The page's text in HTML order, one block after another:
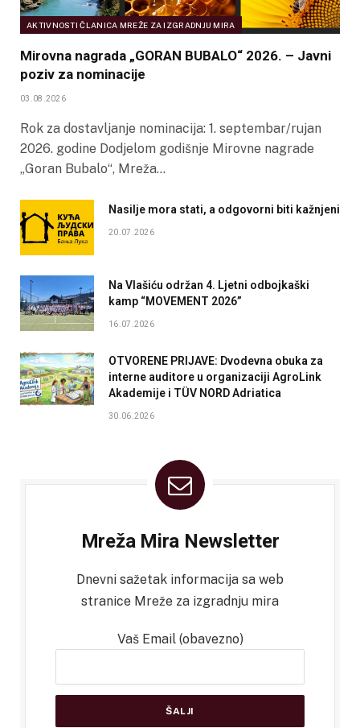
AKTIVNOSTI ČLANICA MREŽE ZA IZGRADNJU MIRA
Mirovna nagrada „GORAN BUBALO“ 2026. – Javni
poziv za nominacije
03.08.2026
Rok za dostavljanje nominacija: 1. septembar/rujan
2026. godine Dodjelom godišnje Mirovne nagrade
„Goran Bubalo“, Mreža…
Nasilje mora stati, a odgovorni biti kažnjeni
20.07.2026
Na Vlašiću održan 4. Ljetni odbojkaški
kamp “MOVEMENT 2026”
16.07.2026
OTVORENE PRIJAVE: Dvodevna obuka za
interne auditore u organizaciji AgroLink
Akademije i TÜV NORD Adriatica
30.06.2026
Mreža Mira Newsletter
Dnevni sažetak informacija sa web
stranice Mreže za izgradnju mira
Vaš Email (obavezno)